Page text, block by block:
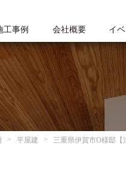
工事例 会社概要 イ
平屋建 三重県伊賀市O様邸【